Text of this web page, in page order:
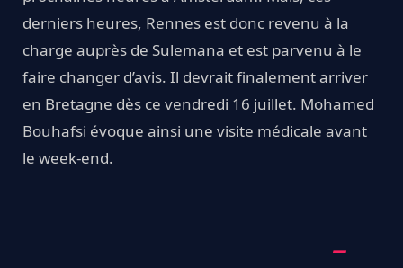
derniers heures, Rennes est donc revenu à la
charge auprès de Sulemana et est parvenu à le
faire changer d’avis. Il devrait finalement arriver
en Bretagne dès ce vendredi 16 juillet. Mohamed
Bouhafsi évoque ainsi une visite médicale avant
le week-end.